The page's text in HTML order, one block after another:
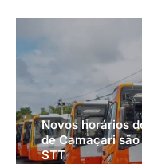
Novos horários
de Camaçari
STT